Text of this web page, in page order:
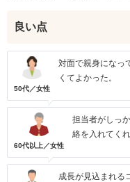
良い点
50代／女性
対面で親身になっ
くてよかった。
60代以上／女性
担当者がしっ
絡を入れてくれ
成長が見込まれる